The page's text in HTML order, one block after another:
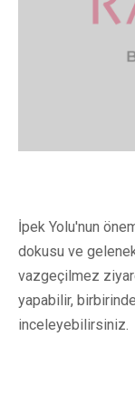
İpek Yolu'nun
dokusu ve
vazgeçilmez
yapabilir,
inceleyebilirsiniz.